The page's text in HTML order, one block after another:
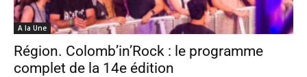
A la Une
Région. Colomb’in’Rock : le programme
complet de la 14e édition